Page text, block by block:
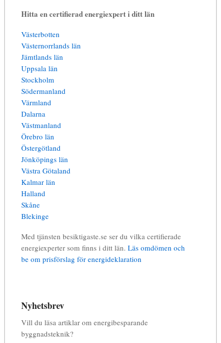
Hitta en certifierad energiexpert i ditt län
Västerbotten
Västernorrlands län
Jämtlands län
Uppsala län
Stockholm
Södermanland
Värmland
Dalarna
Västmanland
Örebro län
Östergötland
Jönköpings län
Västra Götaland
Kalmar län
Halland
Skåne
Blekinge
Med tjänsten besiktigaste.se ser du vilka certifierade
energiexperter som finns i ditt län. Läs omdömen och
be om prisförslag för energideklaration
Nyhetsbrev
Vill du läsa artiklar om energibesparande
byggnadsteknik?